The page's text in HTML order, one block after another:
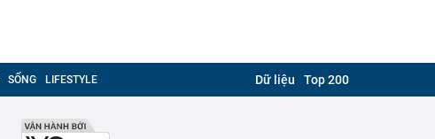
SỐNG LIFESTYLE Dữ liệu Top 200